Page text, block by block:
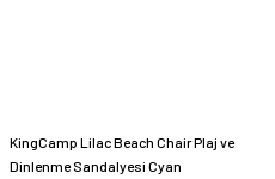
KingCamp Lilac Beach Chair Plaj ve
Dinlenme Sandalyesi Cyan